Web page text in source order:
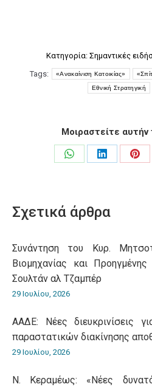
Κατηγορία: Σημαντικές
Tags:
«Ανακαίνιση Κατοικίας»
Εθνική Στρατηγική
Μοιραστείτε αυτήν
Share
Share
Σχετικά άρθρα
Συνάντηση του Κυρ.
Βιομηχανίας και
Σουλτάν αλ Τζαμπέρ
29 Ιουλίου, 2026
ΑΑΔΕ: Νέες διευκρινίσεις
παραστατικών διακίνησης
29 Ιουλίου, 2026
Ν. Κεραμέως: «Νέες